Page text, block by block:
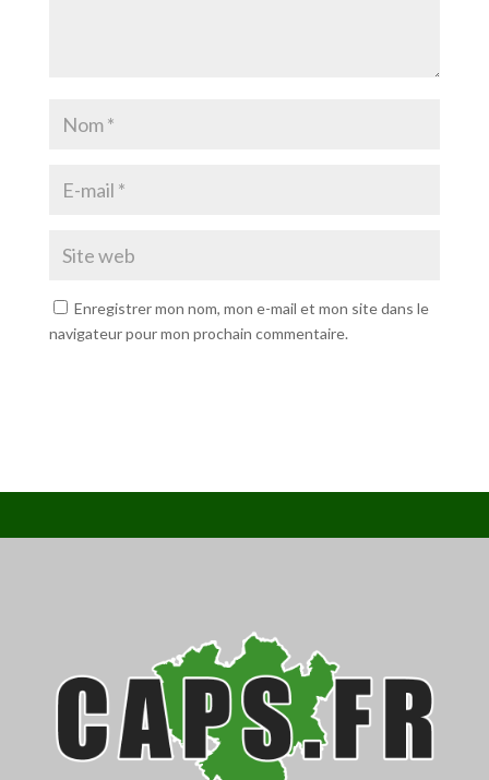
Enregistrer mon nom, mon e-mail et mon site dans le
navigateur pour mon prochain commentaire.